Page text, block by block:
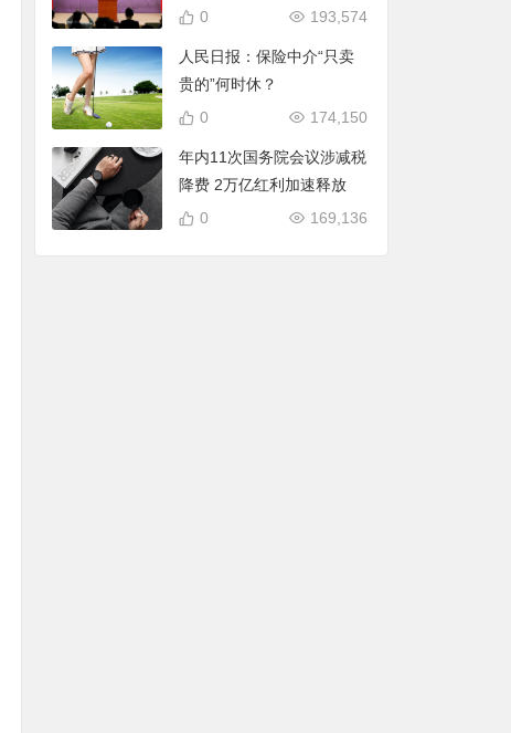
193,574
0
人民日报：保险中介“只卖
贵的”何时休？
174,150
0
年内11次国务院会议涉减税
降费 2万亿红利加速释放
169,136
0